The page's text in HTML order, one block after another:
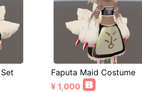
Faputa Maid Costume
¥ 1,000